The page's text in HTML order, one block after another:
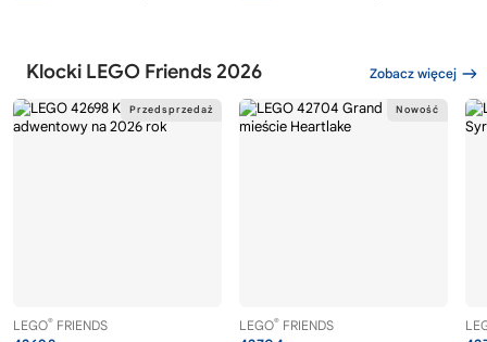
Klocki LEGO Friends 2026 Zobacz więcej
LEGO® FRIENDS LEGO® FRIENDS